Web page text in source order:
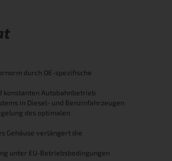
durch OE-spezifische
konstanten Autobahnbetrieb
in Diesel- und Benzinfahrzeugen
des optimalen
Gehäuse verlängert die
unter EU-Betriebsbedingungen